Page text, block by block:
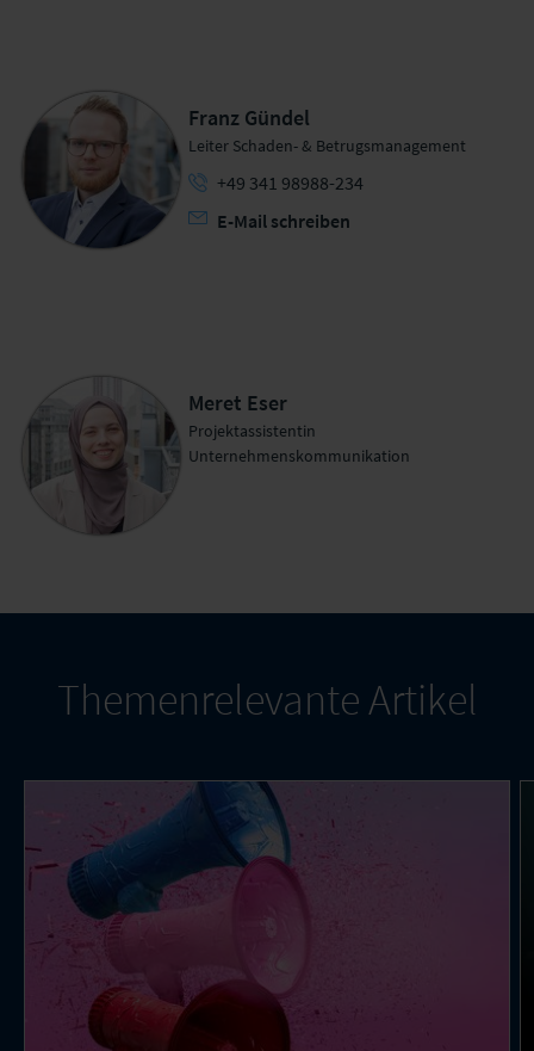
Franz Gündel
Leiter Schaden- & Betrugsmanagement
+49 341 98988-234
E-Mail schreiben
Meret Eser
Projektassistentin
Unternehmenskommunikation
Themenrelevante Artikel